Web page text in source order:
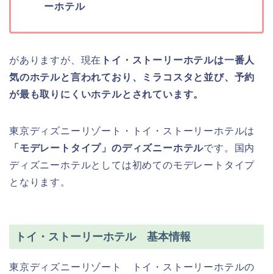
ーホテル
がありますが、現在 トイ・ストーリーホテルは一番人
気のホテルと言われており、ミラコスタと並び、予約
が最も取りにくいホテルとされています。
東京ディズニーリゾート・トイ・ストーリーホテルは
「 モデレートタイプ 」のディズニーホテルです。国内
ディズニーホテルとしては初めてのモデレートタイプ
となります。
トイ・ストーリーホテル 基本情報
東京ディズニーリゾート トイ・ストーリーホテルの